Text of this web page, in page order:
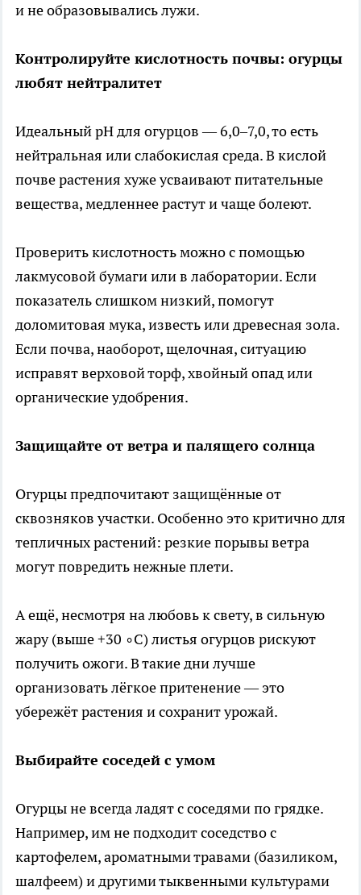
и не образовывались лужи.
Контролируйте кислотность почвы: огурцы
любят нейтралитет
Идеальный pH для огурцов — 6,0–7,0, то есть
нейтральная или слабокислая среда. В кислой
почве растения хуже усваивают питательные
вещества, медленнее растут и чаще болеют.
Проверить кислотность можно с помощью
лакмусовой бумаги или в лаборатории. Если
показатель слишком низкий, помогут
доломитовая мука, известь или древесная зола.
Если почва, наоборот, щелочная, ситуацию
исправят верховой торф, хвойный опад или
органические удобрения.
Защищайте от ветра и палящего солнца
Огурцы предпочитают защищённые от
сквозняков участки. Особенно это критично для
тепличных растений: резкие порывы ветра
могут повредить нежные плети.
А ещё, несмотря на любовь к свету, в сильную
жару (выше +30 ∘C) листья огурцов рискуют
получить ожоги. В такие дни лучше
организовать лёгкое притенение — это
убережёт растения и сохранит урожай.
Выбирайте соседей с умом
Огурцы не всегда ладят с соседями по грядке.
Например, им не подходит соседство с
картофелем, ароматными травами (базиликом,
шалфеем) и другими тыквенными культурами